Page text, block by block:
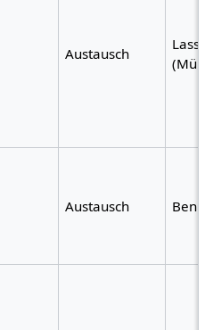
Austausch
Austausch Ben